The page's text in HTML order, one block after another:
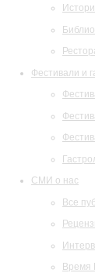
Фестивали и
СМИ о нас
Все
Время